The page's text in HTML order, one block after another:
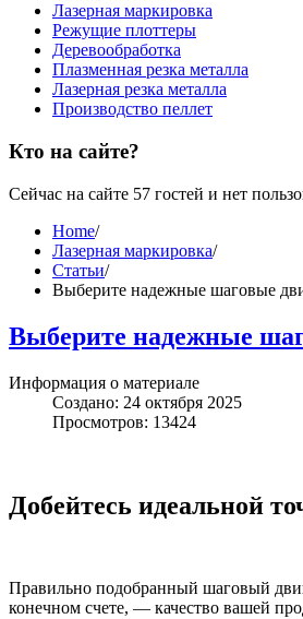
Лазерная маркировка
Режущие плоттеры
Деревообработка
Плазменная резка металла
Лазерная резка металла
Производство пеллет
Кто на сайте?
Сейчас на сайте 57 гостей и нет
Home/
Лазерная маркировка/
Статьи/
Выберите надежные шаговые
Выберите надежные
Информация о материале
Создано: 24 октября 2025
Просмотров: 13424
Добейтесь идеальной
Правильно подобранный шаговый
конечном счете, — качество вашей